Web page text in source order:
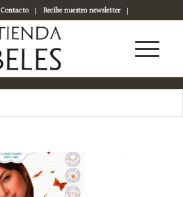
Contacto
Recibe nuestro newsletter
Acceso a tu cuenta